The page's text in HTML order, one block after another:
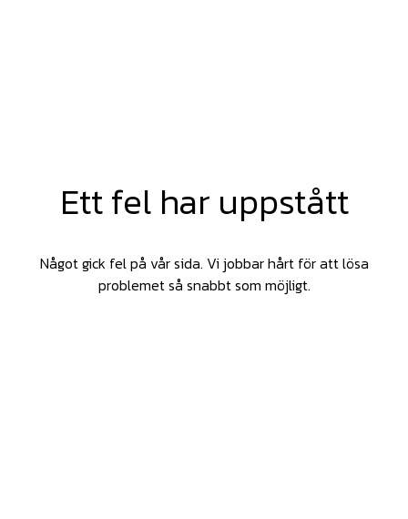
Ett fel har uppstått
Något gick fel på vår sida. Vi jobbar hårt för att lösa
problemet så snabbt som möjligt.